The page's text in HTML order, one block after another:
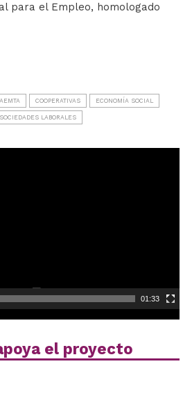
para el Empleo, homologado
AEMTA COOPERATIVAS ECONOMÍA SOCIAL
SOCIEDADES LABORALES
01:33
el proyecto